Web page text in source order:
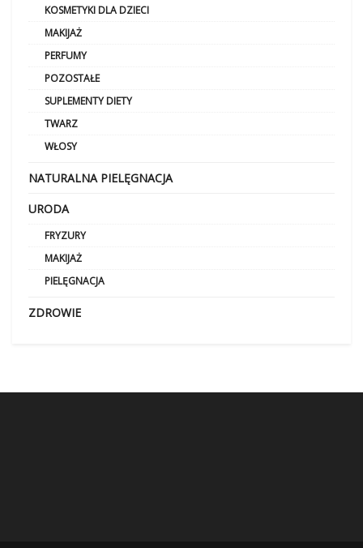
KOSMETYKI DLA DZIECI
MAKIJAŻ
PERFUMY
POZOSTAŁE
SUPLEMENTY DIETY
TWARZ
WŁOSY
NATURALNA PIELĘGNACJA
URODA
FRYZURY
MAKIJAŻ
PIELĘGNACJA
ZDROWIE